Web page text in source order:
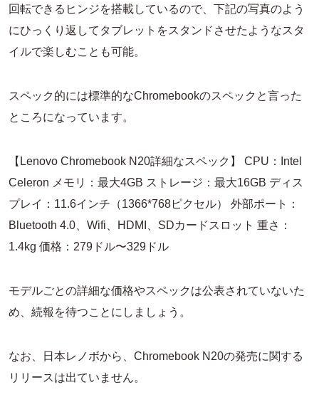
回転できるヒンジを搭載しているので、下記の写真のよう
にひっくり返してタブレットをスタンドさせたようなスタ
イルで楽しむことも可能。
スペック的には標準的なChromebookのスペックと言った
ところになっています。
【Lenovo Chromebook N20詳細なスペック】 CPU：Intel
Celeron メモリ：最大4GB ストレージ：最大16GB ディス
プレイ：11.6インチ（1366*768ピクセル） 外部ポート：
Bluetooth 4.0、Wifi、HDMI、SDカードスロット 重さ：
1.4kg 価格：279ドル〜329ドル
モデルごとの詳細な価格やスペックは公表されていないた
め、続報を待つことにしましょう。
なお、日本レノボから、Chromebook N20の発売に関する
リリースは出ていません。